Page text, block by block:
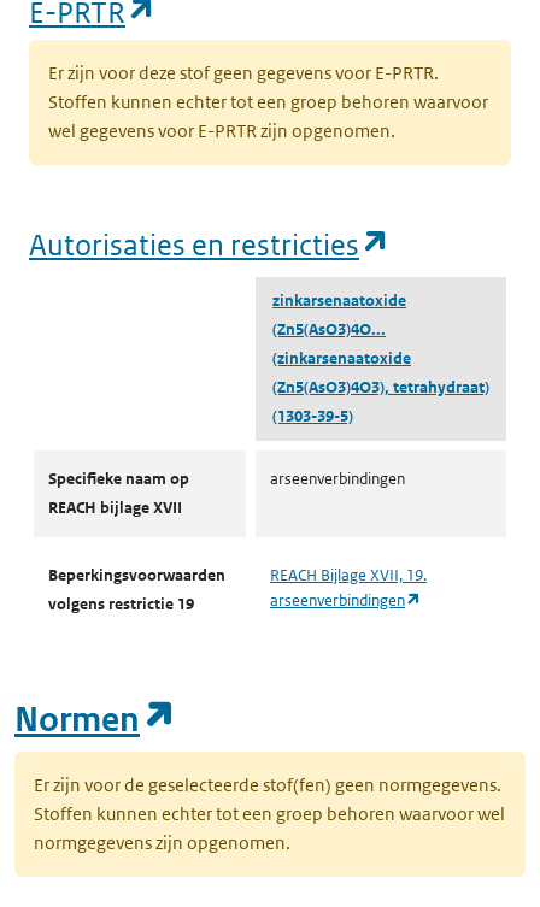
E-PRTR
Er zijn voor deze stof geen gegevens voor E-PRTR.
Stoffen kunnen echter tot een groep behoren waarvoor
wel gegevens voor E-PRTR zijn opgenomen.
Autorisaties en restricties
zinkarsenaatoxide
(Zn5(AsO3)4O...
(zinkarsenaatoxide
(Zn5(AsO3)4O3), tetrahydraat)
(1303-39-5)
Specifieke naam op
REACH bijlage XVII
arseenverbindingen
Beperkingsvoorwaarden
volgens restrictie 19
REACH Bijlage XVII, 19.
arseenverbindingen
Normen
Er zijn voor de geselecteerde stof(fen) geen normgegevens.
Stoffen kunnen echter tot een groep behoren waarvoor wel
normgegevens zijn opgenomen.